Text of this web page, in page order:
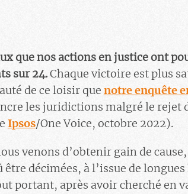
que nos actions en justice ont
sur 24.Chaque victoire est plus
de ce loisir que notre enquête
les juridictions malgré le rejet
Ipsos/One Voice, octobre 2022).
venons d’obtenir gain de
décimées, à l’issue de longues
portant, après avoir cherché en